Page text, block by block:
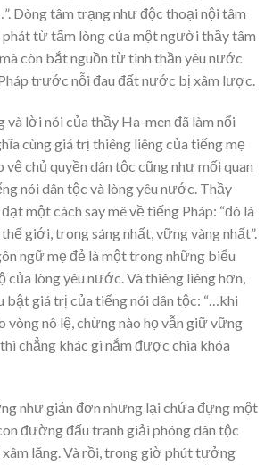
Dòng tâm trạng như độc thoại nội tâm
phát từ tấm lòng của một người thầy tâm
còn bắt nguồn từ tinh thần yêu nước
trước nỗi đau đất nước bị xâm lược.
và lời nói của thầy Ha-men đã làm nổi
cùng giá trị thiêng liêng của tiếng mẹ
chủ quyền dân tộc cũng như mối quan
nói dân tộc và lòng yêu nước. Thầy
một cách say mê về tiếng Pháp: “đó là
giới, trong sáng nhất, vững vàng nhất”.
ngữ mẹ đẻ là một trong những biểu
của lòng yêu nước. Và thiêng liêng hơn,
bật giá trị của tiếng nói dân tộc: “…khi
vòng nô lệ, chừng nào họ vẫn giữ vững
chẳng khác gì nắm được chìa khóa
như giản đơn nhưng lại chứa đựng một
đường đấu tranh giải phóng dân tộc
lăng. Và rồi, trong giờ phút tưởng